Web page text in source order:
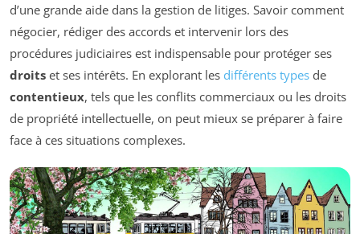
d’une grande aide dans la gestion de litiges. Savoir comment
négocier, rédiger des accords et intervenir lors des
procédures judiciaires est indispensable pour protéger ses
droits et ses intérêts. En explorant les différents types de
contentieux, tels que les conflits commerciaux ou les droits
de propriété intellectuelle, on peut mieux se préparer à faire
face à ces situations complexes.